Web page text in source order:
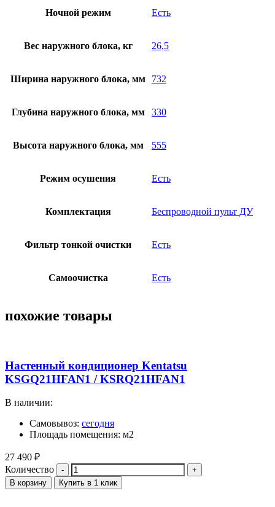
Ночной режим Есть
Вес наружного блока, кг 26,5
Ширина наружного блока, мм 732
Глубина наружного блока, мм 330
Высота наружного блока, мм 555
Режим осушения Есть
Комплектация Беспроводной пульт ДУ
Фильтр тонкой очистки Есть
Самоочистка Есть
похожие товары
Настенный кондиционер Kentatsu
KSGQ21HFAN1 / KSRQ21HFAN1
В наличии:
Самовывоз: сегодня
Площадь помещения: м2
27 490 ₽
Количество
В корзину Купить в 1 клик